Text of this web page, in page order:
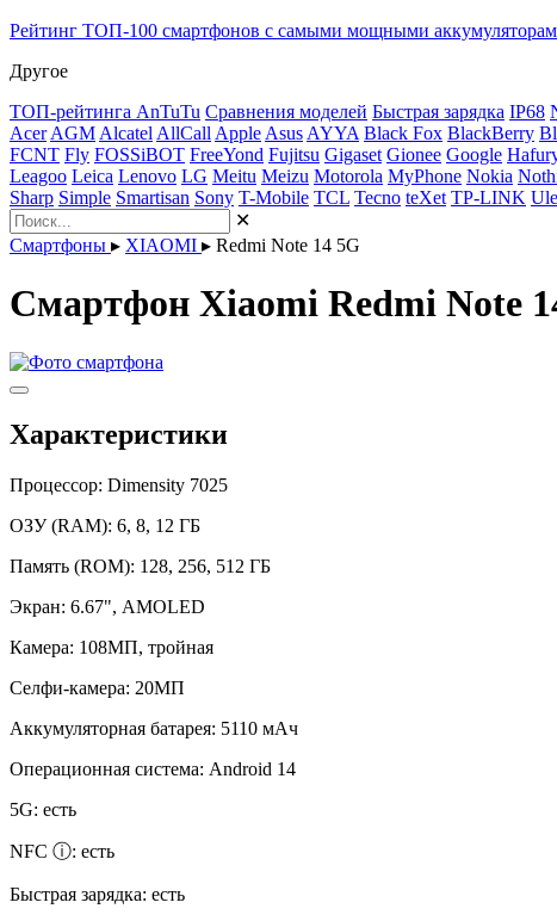
Рейтинг ТОП-100 смартфонов с самыми мощными
Другое
ТОП-рейтинга AnTuTu Сравнения моделей Быстрая зарядка IP68
Acer AGM Alcatel AllCall Apple Asus AYYA Black Fox BlackBerry
FCNT Fly FOSSiBOT FreeYond Fujitsu Gigaset Gionee Google
Leagoo Leica Lenovo LG Meitu Meizu Motorola MyPhone Nokia
Sharp Simple Smartisan Sony T-Mobile TCL Tecno teXet TP-LINK
✕
Смартфоны ▸ XIAOMI ▸ Redmi Note 14 5G
Смартфон Xiaomi Redmi Note
Характеристики
Процессор: Dimensity 7025
ОЗУ (RAM): 6, 8, 12 ГБ
Память (ROM): 128, 256, 512 ГБ
Экран: 6.67", AMOLED
Камера: 108МП, тройная
Селфи-камера: 20МП
Аккумуляторная батарея: 5110 мАч
Операционная система: Android 14
5G: есть
NFC ⓘ: есть
Быстрая зарядка: есть